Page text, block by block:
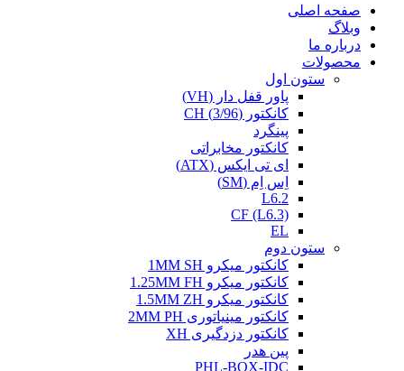
صفحه اصلی
وبلاگ
درباره ما
محصولات
ستون اول
پاور قفل دار (VH)
کانکتور (3/96) CH
پینگرد
کانکتور مخابراتی
ای تی ایکس (ATX)
اِس اِم (SM)
L6.2
CF (L6.3)
EL
ستون دوم
کانکتور میکرو 1MM SH
کانکتور میکرو 1.25MM FH
کانکتور میکرو 1.5MM ZH
کانکتور مینیاتوری 2MM PH
کانکتور دزدگیری XH
پین هدر
PHL-BOX-IDC